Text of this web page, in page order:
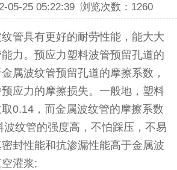
05-25 05:22:39 浏览次数： 1260
具有更好的耐劳性能，能大大
力。预应力塑料波管预留孔道的
属波纹管预留孔道的摩擦系数，
应力的摩擦损失。一般地，塑料
0.14，而金属波纹管的摩擦系数
波纹管的强度高，不怕踩压，不易
封性能和抗渗漏性能高于金属波
灌浆;